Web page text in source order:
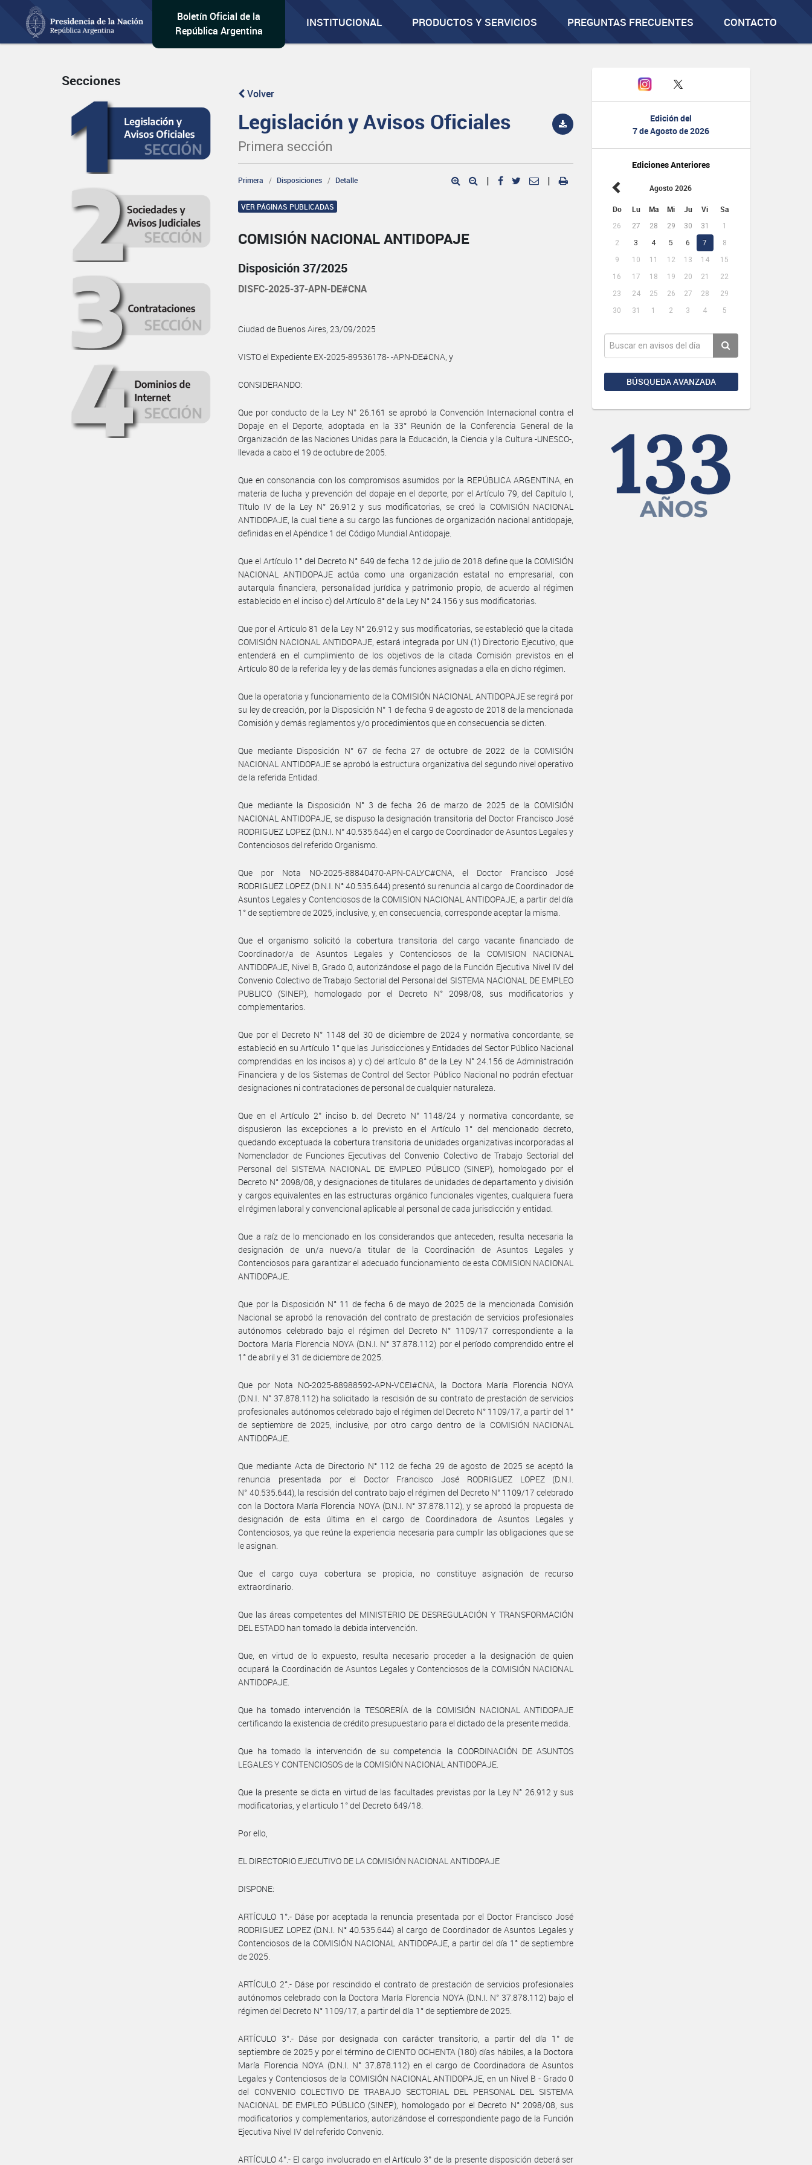
Boletín Oficial de la
República Argentina
INSTITUCIONAL PRODUCTOS Y SERVICIOS PREGUNTAS FRECUENTES CONTACTO
Edición del
7 de Agosto de 2026
Ediciones Anteriores
Agosto 2026
Do Lu Ma Mi Ju Vi Sa
26 27 28 29 30 31
1
2
3 4 5 6 7
8
9
10 11 12 13 14
15
16
17 18 19 20 21
22
23
24 25 26 27 28
29
30
31 1 2 3 4 5
BÚSQUEDA AVANZADA
Secciones
Volver
Legislación y Avisos Oficiales
Primera sección
Primera Disposiciones Detalle | |
VER PÁGINAS PUBLICADAS
COMISIÓN NACIONAL ANTIDOPAJE
Disposición 37/2025
DISFC-2025-37-APN-DE#CNA
Ciudad de Buenos Aires, 23/09/2025
VISTO el Expediente EX-2025-89536178- -APN-DE#CNA, y
CONSIDERANDO:
Que por conducto de la Ley N° 26.161 se aprobó la Convención Internacional contra el
Dopaje en el Deporte, adoptada en la 33° Reunión de la Conferencia General de la
Organización de las Naciones Unidas para la Educación, la Ciencia y la Cultura -UNESCO-,
llevada a cabo el 19 de octubre de 2005.
Que en consonancia con los compromisos asumidos por la REPÚBLICA ARGENTINA, en
materia de lucha y prevención del dopaje en el deporte, por el Artículo 79, del Capítulo I,
Título IV de la Ley N° 26.912 y sus modificatorias, se creó la COMISIÓN NACIONAL
ANTIDOPAJE, la cual tiene a su cargo las funciones de organización nacional antidopaje,
definidas en el Apéndice 1 del Código Mundial Antidopaje.
Que el Artículo 1° del Decreto N° 649 de fecha 12 de julio de 2018 define que la COMISIÓN
NACIONAL ANTIDOPAJE actúa como una organización estatal no empresarial, con
autarquía financiera, personalidad jurídica y patrimonio propio, de acuerdo al régimen
establecido en el inciso c) del Artículo 8° de la Ley N° 24.156 y sus modificatorias.
Que por el Artículo 81 de la Ley N° 26.912 y sus modificatorias, se estableció que la citada
COMISIÓN NACIONAL ANTIDOPAJE, estará integrada por UN (1) Directorio Ejecutivo, que
entenderá en el cumplimiento de los objetivos de la citada Comisión previstos en el
Artículo 80 de la referida ley y de las demás funciones asignadas a ella en dicho régimen.
Que la operatoria y funcionamiento de la COMISIÓN NACIONAL ANTIDOPAJE se regirá por
su ley de creación, por la Disposición N° 1 de fecha 9 de agosto de 2018 de la mencionada
Comisión y demás reglamentos y/o procedimientos que en consecuencia se dicten.
Que mediante Disposición N° 67 de fecha 27 de octubre de 2022 de la COMISIÓN
NACIONAL ANTIDOPAJE se aprobó la estructura organizativa del segundo nivel operativo
de la referida Entidad.
Que mediante la Disposición N° 3 de fecha 26 de marzo de 2025 de la COMISIÓN
NACIONAL ANTIDOPAJE, se dispuso la designación transitoria del Doctor Francisco José
RODRIGUEZ LOPEZ (D.N.I. N° 40.535.644) en el cargo de Coordinador de Asuntos Legales y
Contenciosos del referido Organismo.
Que por Nota NO-2025-88840470-APN-CALYC#CNA, el Doctor Francisco José
RODRIGUEZ LOPEZ (D.N.I. N° 40.535.644) presentó su renuncia al cargo de Coordinador de
Asuntos Legales y Contenciosos de la COMISION NACIONAL ANTIDOPAJE, a partir del día
1° de septiembre de 2025, inclusive, y, en consecuencia, corresponde aceptar la misma.
Que el organismo solicitó la cobertura transitoria del cargo vacante financiado de
Coordinador/a de Asuntos Legales y Contenciosos de la COMISION NACIONAL
ANTIDOPAJE, Nivel B, Grado 0, autorizándose el pago de la Función Ejecutiva Nivel IV del
Convenio Colectivo de Trabajo Sectorial del Personal del SISTEMA NACIONAL DE EMPLEO
PUBLICO (SINEP), homologado por el Decreto N° 2098/08, sus modificatorios y
complementarios.
Que por el Decreto N° 1148 del 30 de diciembre de 2024 y normativa concordante, se
estableció en su Artículo 1° que las Jurisdicciones y Entidades del Sector Público Nacional
comprendidas en los incisos a) y c) del artículo 8° de la Ley N° 24.156 de Administración
Financiera y de los Sistemas de Control del Sector Público Nacional no podrán efectuar
designaciones ni contrataciones de personal de cualquier naturaleza.
Que en el Artículo 2° inciso b. del Decreto N° 1148/24 y normativa concordante, se
dispusieron las excepciones a lo previsto en el Artículo 1° del mencionado decreto,
quedando exceptuada la cobertura transitoria de unidades organizativas incorporadas al
Nomenclador de Funciones Ejecutivas del Convenio Colectivo de Trabajo Sectorial del
Personal del SISTEMA NACIONAL DE EMPLEO PÚBLICO (SINEP), homologado por el
Decreto N° 2098/08, y designaciones de titulares de unidades de departamento y división
y cargos equivalentes en las estructuras orgánico funcionales vigentes, cualquiera fuera
el régimen laboral y convencional aplicable al personal de cada jurisdicción y entidad.
Que a raíz de lo mencionado en los considerandos que anteceden, resulta necesaria la
designación de un/a nuevo/a titular de la Coordinación de Asuntos Legales y
Contenciosos para garantizar el adecuado funcionamiento de esta COMISION NACIONAL
ANTIDOPAJE.
Que por la Disposición N° 11 de fecha 6 de mayo de 2025 de la mencionada Comisión
Nacional se aprobó la renovación del contrato de prestación de servicios profesionales
autónomos celebrado bajo el régimen del Decreto N° 1109/17 correspondiente a la
Doctora María Florencia NOYA (D.N.I. N° 37.878.112) por el período comprendido entre el
1° de abril y el 31 de diciembre de 2025.
Que por Nota NO-2025-88988592-APN-VCEI#CNA, la Doctora María Florencia NOYA
(D.N.I. N° 37.878.112) ha solicitado la rescisión de su contrato de prestación de servicios
profesionales autónomos celebrado bajo el régimen del Decreto N° 1109/17, a partir del 1°
de septiembre de 2025, inclusive, por otro cargo dentro de la COMISIÓN NACIONAL
ANTIDOPAJE.
Que mediante Acta de Directorio N° 112 de fecha 29 de agosto de 2025 se aceptó la
renuncia presentada por el Doctor Francisco José RODRIGUEZ LOPEZ (D.N.I.
N° 40.535.644), la rescisión del contrato bajo el régimen del Decreto N° 1109/17 celebrado
con la Doctora María Florencia NOYA (D.N.I. N° 37.878.112), y se aprobó la propuesta de
designación de esta última en el cargo de Coordinadora de Asuntos Legales y
Contenciosos, ya que reúne la experiencia necesaria para cumplir las obligaciones que se
le asignan.
Que el cargo cuya cobertura se propicia, no constituye asignación de recurso
extraordinario.
Que las áreas competentes del MINISTERIO DE DESREGULACIÓN Y TRANSFORMACIÓN
DEL ESTADO han tomado la debida intervención.
Que, en virtud de lo expuesto, resulta necesario proceder a la designación de quien
ocupará la Coordinación de Asuntos Legales y Contenciosos de la COMISIÓN NACIONAL
ANTIDOPAJE.
Que ha tomado intervención la TESORERÍA de la COMISIÓN NACIONAL ANTIDOPAJE
certificando la existencia de crédito presupuestario para el dictado de la presente medida.
Que ha tomado la intervención de su competencia la COORDINACIÓN DE ASUNTOS
LEGALES Y CONTENCIOSOS de la COMISIÓN NACIONAL ANTIDOPAJE.
Que la presente se dicta en virtud de las facultades previstas por la Ley N° 26.912 y sus
modificatorias, y el articulo 1° del Decreto 649/18.
Por ello,
EL DIRECTORIO EJECUTIVO DE LA COMISIÓN NACIONAL ANTIDOPAJE
DISPONE:
ARTÍCULO 1°.- Dáse por aceptada la renuncia presentada por el Doctor Francisco José
RODRIGUEZ LOPEZ (D.N.I. N° 40.535.644) al cargo de Coordinador de Asuntos Legales y
Contenciosos de la COMISIÓN NACIONAL ANTIDOPAJE, a partir del día 1° de septiembre
de 2025.
ARTÍCULO 2°.- Dáse por rescindido el contrato de prestación de servicios profesionales
autónomos celebrado con la Doctora María Florencia NOYA (D.N.I. N° 37.878.112) bajo el
régimen del Decreto N° 1109/17, a partir del día 1° de septiembre de 2025.
ARTÍCULO 3°.- Dáse por designada con carácter transitorio, a partir del día 1° de
septiembre de 2025 y por el término de CIENTO OCHENTA (180) días hábiles, a la Doctora
María Florencia NOYA (D.N.I. N° 37.878.112) en el cargo de Coordinadora de Asuntos
Legales y Contenciosos de la COMISIÓN NACIONAL ANTIDOPAJE, en un Nivel B - Grado 0
del CONVENIO COLECTIVO DE TRABAJO SECTORIAL DEL PERSONAL DEL SISTEMA
NACIONAL DE EMPLEO PÚBLICO (SINEP), homologado por el Decreto N° 2098/08, sus
modificatorios y complementarios, autorizándose el correspondiente pago de la Función
Ejecutiva Nivel IV del referido Convenio.
ARTÍCULO 4°.- El cargo involucrado en el Artículo 3° de la presente disposición deberá ser